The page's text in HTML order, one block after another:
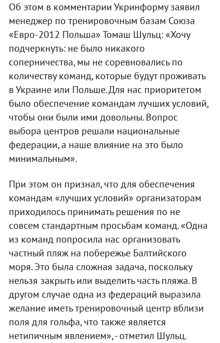
Об этом в комментарии Укринформу заявил
менеджер по тренировочным базам Союза
«Евро-2012 Польша» Томаш Шульц: «Хочу
подчеркнуть: не было никакого
соперничества, мы не соревновались по
количеству команд, которые будут проживать
в Украине или Польше. Для нас приоритетом
было обеспечение командам лучших условий,
чтобы они были ими довольны. Вопрос
выбора центров решали национальные
федерации, а наше влияние на это было
минимальным».
При этом он признал, что для обеспечения
командам «лучших условий» организаторам
приходилось принимать решения по не
совсем стандартным просьбам команд. «Одна
из команд попросила нас организовать
частный пляж на побережье Балтийского
моря. Это была сложная задача, поскольку
нельзя закрыть или выделить часть пляжа. В
другом случае одна из федераций выразила
желание иметь тренировочный центр вблизи
поля для гольфа, что также является
нетипичным явлением», - отметил Шульц.